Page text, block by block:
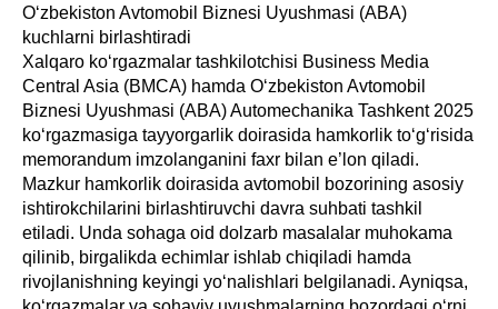
O‘zbekiston Avtomobil Biznesi Uyushmasi (ABA)
kuchlarni birlashtiradi
Xalqaro ko‘rgazmalar tashkilotchisi Business Media
Central Asia (BMCA) hamda O‘zbekiston Avtomobil
Biznesi Uyushmasi (ABA) Automechanika Tashkent 2025
ko‘rgazmasiga tayyorgarlik doirasida hamkorlik to‘g‘risida
memorandum imzolanganini faxr bilan e’lon qiladi.
Mazkur hamkorlik doirasida avtomobil bozorining asosiy
ishtirokchilarini birlashtiruvchi davra suhbati tashkil
etiladi. Unda sohaga oid dolzarb masalalar muhokama
qilinib, birgalikda echimlar ishlab chiqiladi hamda
rivojlanishning keyingi yo‘nalishlari belgilanadi. Ayniqsa,